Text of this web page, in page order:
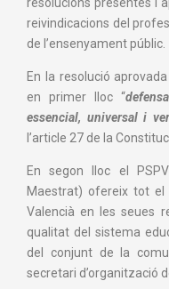
resolucions presentes i
reivindicacions del
de l’ensenyament públic.
En la resolució
en primer lloc “
essencial, universal i
l’article 27 de la
En segon lloc el
Maestrat) ofereix tot
Valencià en les seues
qualitat del sistema
del conjunt de la
secretari d’organització